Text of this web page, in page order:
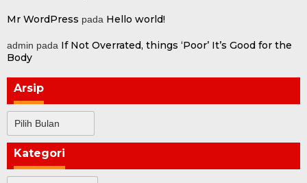
Mr WordPress pada Hello world!
admin pada If Not Overrated, things ‘Poor’ It’s Good for the
Body
Arsip
Kategori